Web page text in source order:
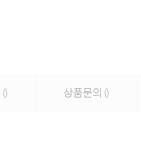
() 상품문의 ()